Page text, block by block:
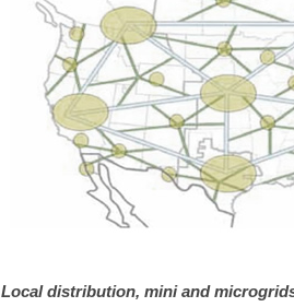
Local distribution, mini and